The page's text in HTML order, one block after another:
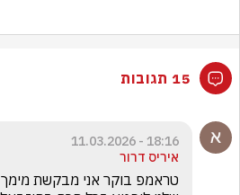
15 תגובות
18:16 - 11.03.2026
איריס דרור